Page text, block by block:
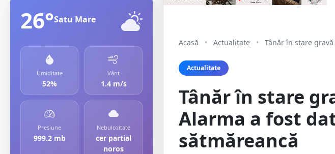
26°Satu Mare
Umiditate
52%
Vânt
1.4 m/s
Presiune
999.2 mb
Nebulozitate
cer partial
noros
Acasă • Actualitate • Tânăr în stare
Actualitate
Tânăr în stare
Alarma a fost
sătmăreancă